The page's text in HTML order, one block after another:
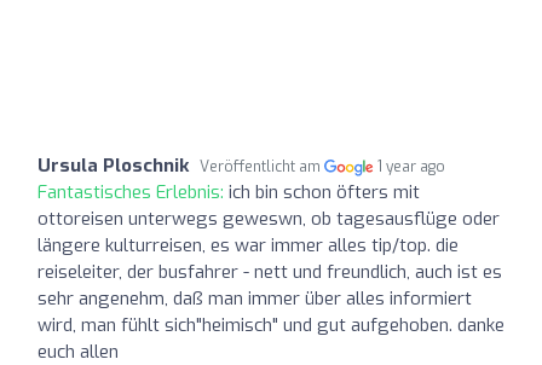
Ursula Ploschnik Veröffentlicht am 1 year ago
Fantastisches Erlebnis: ich bin schon öfters mit
ottoreisen unterwegs geweswn, ob tagesausflüge oder
längere kulturreisen, es war immer alles tip/top. die
reiseleiter, der busfahrer - nett und freundlich, auch ist es
sehr angenehm, daß man immer über alles informiert
wird, man fühlt sich"heimisch" und gut aufgehoben. danke
euch allen